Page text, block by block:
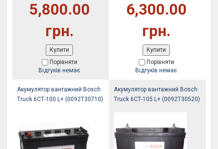
5,800.00
грн.
Купити
Порівняти
Відгуків немає
6,300.00
грн.
Купити
Порівняти
Відгуків немає
Акумулятор вантажний Bosch
Truck 6СТ-100 L+ (0092Т30710)
Акумулятор вантажний Bosch
Truck 6СТ-105 L+ (0092Т30520)